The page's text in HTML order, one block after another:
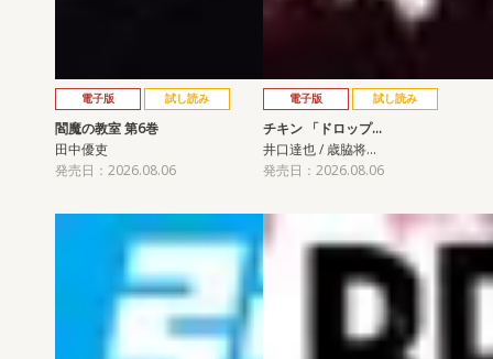
電子版 試し読み
閻魔の教室 第6巻
田中優吏
発売日：2026.08.06
電子版 試し読み
チキン 「ドロップ…
井口達也 / 歳脇将…
発売日：2026.08.06